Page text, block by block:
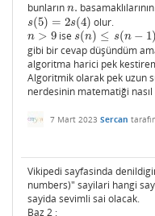
bunların n.
n.
s(5) = 2s(4)
s(5)= 2s 4) olur.
n > 9
n> 9 ises(n) ≤ s(n − 1)
s(n)≤ s(n −1)
gibi bir cevap düşündüm
algoritma harici pek
Algoritmik olarak pek uzun
nerdesinin matematiği
7 Mart 2023 Sercan
Vikipedi sayfasinda
numbers)" sayilari hangi
sayida sevimli sai olacak.
Baz 2 :